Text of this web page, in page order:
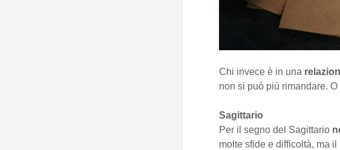
Chi invece è in una
non si può più rimandare.
Sagittario
Per il segno del Sagittario
molte sfide e difficoltà, ma